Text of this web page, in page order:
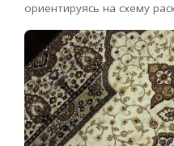
ориентируясь на схему